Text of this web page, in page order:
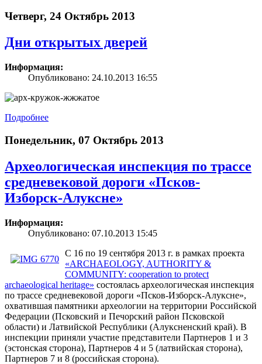
Четверг, 24 Октябрь 2013
Дни открытых дверей
Информация:
Опубликовано: 24.10.2013 16:55
Подробнее
Понедельник, 07 Октябрь 2013
Археологическая инспекция по трассе
средневековой дороги «Псков-
Изборск-Алуксне»
Информация:
Опубликовано: 07.10.2013 15:45
С 16 по 19 сентября 2013 г. в рамках проекта
«ARCHAEOLOGY, AUTHORITY &
COMMUNITY: cooperation to protect
archaeological heritage» состоялась археологическая инспекция
по трассе средневековой дороги «Псков-Изборск-Алуксне»,
охватившая памятники археологии на территории Российской
Федерации (Псковский и Печорский район Псковской
области) и Латвийской Республики (Алуксненский край). В
инспекции приняли участие представители Партнеров 1 и 3
(эстонская сторона), Партнеров 4 и 5 (латвийская сторона),
Партнеров 7 и 8 (российская сторона).